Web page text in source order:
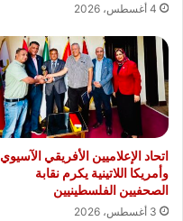
4 أغسطس، 2026
اتحاد الإعلاميين الأفريقي الآسيوي
وأمريكا اللاتينية يكرم نقابة
الصحفيين الفلسطينيين
3 أغسطس، 2026